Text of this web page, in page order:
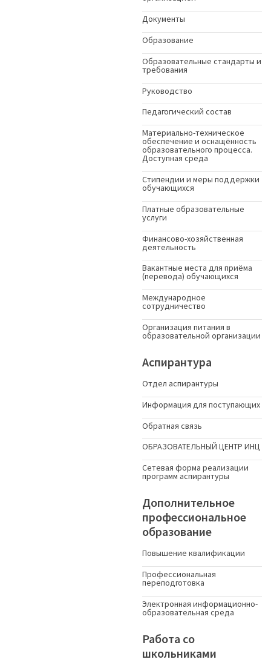
Документы
Образование
Образовательные стандарты и
требования
Руководство
Педагогический состав
Материально-техническое
обеспечение и оснащённость
образовательного процесса.
Доступная среда
Стипендии и меры поддержки
обучающихся
Платные образовательные
услуги
Финансово-хозяйственная
деятельность
Вакантные места для приёма
(перевода) обучающихся
Международное
сотрудничество
Организация питания в
образовательной организации
Аспирантура
Отдел аспирантуры
Информация для поступающих
Обратная связь
ОБРАЗОВАТЕЛЬНЫЙ ЦЕНТР ИНЦ
Сетевая форма реализации
программ аспирантуры
Дополнительное
профессиональное
образование
Повышение квалификации
Профессиональная
переподготовка
Электронная информационно-
образовательная среда
Работа со
школьниками